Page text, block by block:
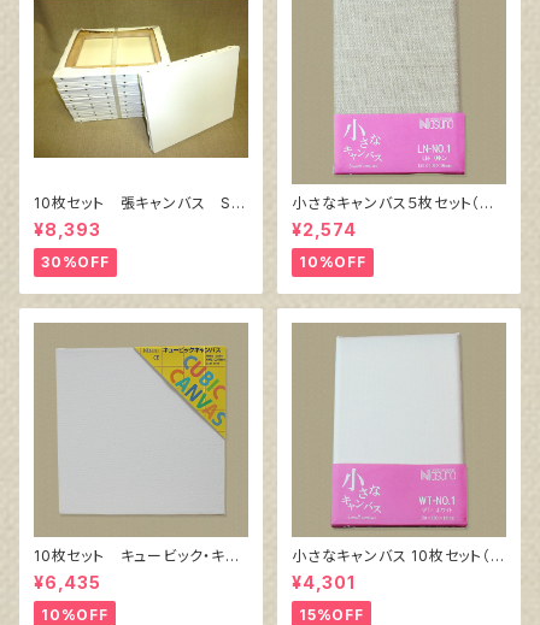
10枚セット 張キャンバス Sn
owWhite SPC（綿・ポリエステ
ル）F6 410㎜×318㎜
¥8,393
30%OFF
小さなキャンバス５枚セット（麻
キャンバス裏面張り）
¥2,574
10%OFF
10枚セット キュービック・キャ
ンバス白（縦150㎜×横150㎜×
厚38㎜）
¥6,435
10%OFF
小さなキャンバス 10枚セット（ホ
ワイト塗りキャンバス張り）
¥4,301
15%OFF